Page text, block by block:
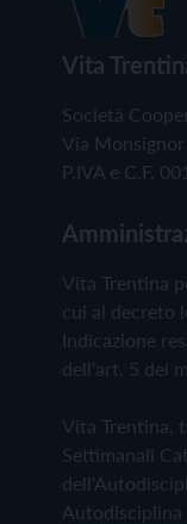
Vita
Società
Via
P.IVA e C.F.
Vita Trentina
cui al decreto
Indicazione
dell'art. 5 del
Vita Trentina,
Settimanali
Autodisciplina